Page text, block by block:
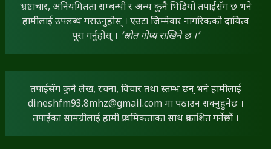
भ्रष्टाचार, अनियमितता सम्बन्धी र अन्य कुनै भिडियो तपाईंसँग छ भने
हामीलाई उपलब्ध गराउनुहोस् । एउटा जिम्मेवार नागरिकको दायित्व
पूरा गर्नुहोस् । ‘स्रोत गोप्य राखिने छ ।’
तपाईंसँग कुनै लेख, रचना, विचार तथा स्तम्भ छन् भने हामीलाई
dineshfm93.8mhz@gmail.comमा पठाउन सक्नुहुनेछ ।
तपाईंका सामग्रीलाई हामी प्राथमिकताका साथ प्रकाशित गर्नेछौं ।